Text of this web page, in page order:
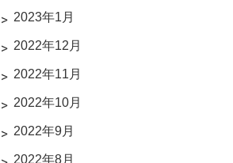
2023年1月
2022年12月
2022年11月
2022年10月
2022年9月
2022年8月